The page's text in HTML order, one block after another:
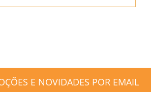
E NOVIDADES POR EMAIL